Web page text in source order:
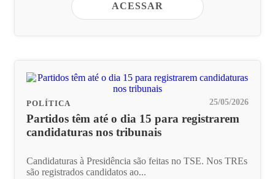
ACESSAR
POLÍTICA 25/05/2026
Partidos têm até o dia 15 para registrarem
candidaturas nos tribunais
Candidaturas à Presidência são feitas no TSE. Nos TREs
são registrados candidatos ao...